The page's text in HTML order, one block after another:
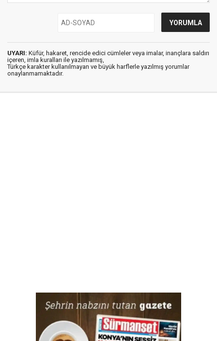
UYARI: Küfür, hakaret, rencide edici cümleler veya imalar, inançlara saldırı
içeren, imla kuralları ile yazılmamış,
Türkçe karakter kullanılmayan ve büyük harflerle yazılmış yorumlar
onaylanmamaktadır.